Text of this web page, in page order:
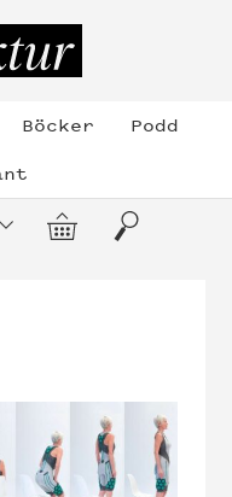
Böcker
Podd
Varukorg
Sök